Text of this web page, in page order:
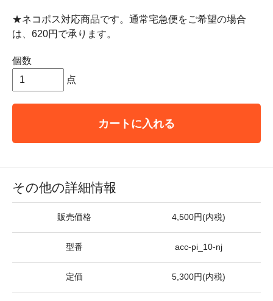
★ネコポス対応商品です。通常宅急便をご希望の場合
は、620円で承ります。
個数
点
カートに入れる
その他の詳細情報
販売価格 4,500円(内税)
型番 acc-pi_10-nj
定価 5,300円(内税)